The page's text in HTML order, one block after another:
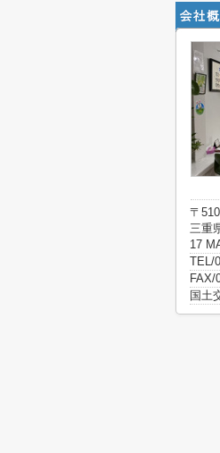
〒
三重
17
TEL/
FAX/
国土